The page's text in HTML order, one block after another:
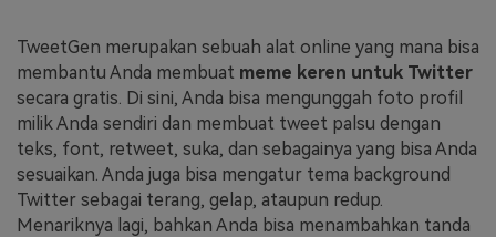
TweetGen merupakan sebuah alat online yang mana bisa
membantu Anda membuat meme keren untuk Twitter
secara gratis. Di sini, Anda bisa mengunggah foto profil
milik Anda sendiri dan membuat tweet palsu dengan
teks, font, retweet, suka, dan sebagainya yang bisa Anda
sesuaikan. Anda juga bisa mengatur tema background
Twitter sebagai terang, gelap, ataupun redup.
Menariknya lagi, bahkan Anda bisa menambahkan tanda